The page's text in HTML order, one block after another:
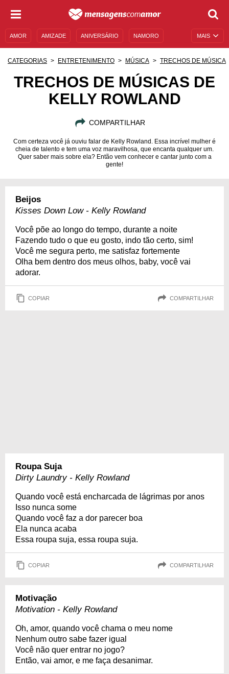
MAIS
AMOR AMIZADE ANIVERSÁRIO NAMORO
DESCULPAS
MENSAGENS E FRASES MENSAGENS DE ANIVERSÁRIO
CATEGORIAS ENTRETENIMENTO MÚSICA TRECHOS DE MÚSICA
TRECHOS DE MÚSICAS DE
KELLY ROWLAND
COMPARTILHAR
Com certeza você já ouviu falar de Kelly Rowland. Essa incrível mulher é
cheia de talento e tem uma voz maravilhosa, que encanta qualquer um.
Quer saber mais sobre ela? Então vem conhecer e cantar junto com a
gente!
Beijos
Kisses Down Low - Kelly Rowland
Você põe ao longo do tempo, durante a noite
Fazendo tudo o que eu gosto, indo tão certo, sim!
Você me segura perto, me satisfaz fortemente
Olha bem dentro dos meus olhos, baby, você vai
adorar.
COPIAR COMPARTILHAR
Roupa Suja
Dirty Laundry - Kelly Rowland
Quando você está encharcada de lágrimas por anos
Isso nunca some
Quando você faz a dor parecer boa
Ela nunca acaba
Essa roupa suja, essa roupa suja.
COPIAR COMPARTILHAR
Motivação
Motivation - Kelly Rowland
Oh, amor, quando você chama o meu nome
Nenhum outro sabe fazer igual
Você não quer entrar no jogo?
Então, vai amor, e me faça desanimar.